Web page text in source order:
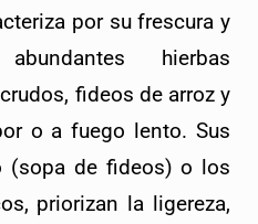
por su frescura y
hierbas
fideos de arroz y
o a fuego lento. Sus
(sopa de fideos) o los
priorizan la ligereza,